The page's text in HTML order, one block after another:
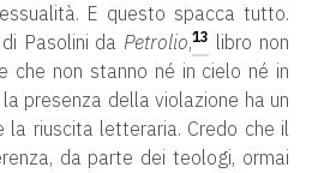
E questo spacca tutto.
Pasolini daPetrolio,13 libro non
che non stanno né in cielo né in
presenza della violazione ha un
la riuscita letteraria. Credo che il
da parte dei teologi, ormai